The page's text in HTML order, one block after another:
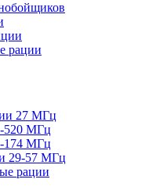
рации
27 МГц
520 МГц
174 МГц
29-57 МГц
рации